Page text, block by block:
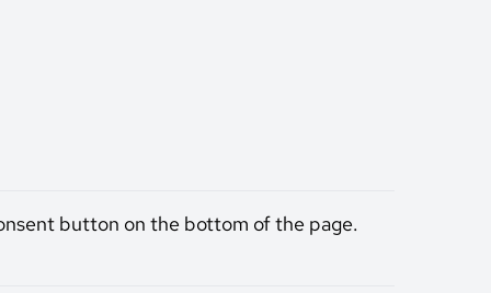
button on the bottom of the page.